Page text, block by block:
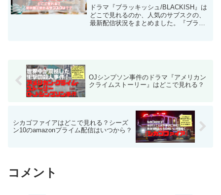
ィ！
ドラマ『ブラッキッシュ/BLACKISH』は
どこで見れるのか、人気のサブスクの、
最新配信状況をまとめました。『ブラッ
OJシンプソン事件のドラマ『アメリカン
クライムストーリー』はどこで見れる？
シカゴファイアはどこで見れる？シーズ
ン10のamazonプライム配信はいつから？
コメント